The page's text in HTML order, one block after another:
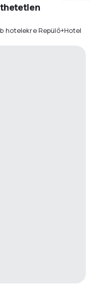
hotelekre Repülő+Hotel